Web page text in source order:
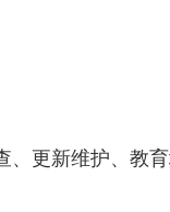
更新维护、教育